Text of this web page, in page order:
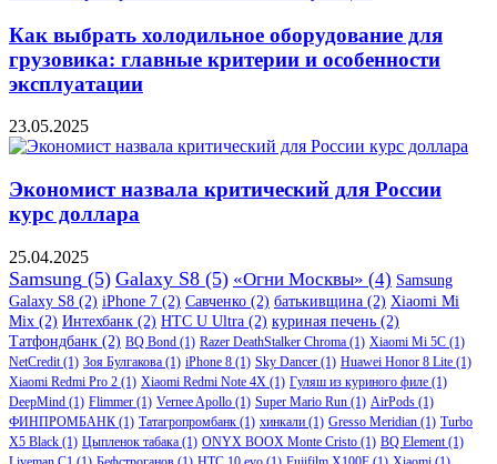
Как выбрать холодильное оборудование для
грузовика: главные критерии и особенности
эксплуатации
23.05.2025
Экономист назвала критический для России
курс доллара
25.04.2025
Samsung (5) Galaxy S8 (5) «Огни Москвы» (4) Samsung
Galaxy S8 (2) iPhone 7 (2) Савченко (2) батькивщина (2) Xiaomi Mi
Mix (2) Интехбанк (2) HTC U Ultra (2) куриная печень (2)
Татфондбанк (2) BQ Bond (1) Razer DeathStalker Chroma (1) Xiaomi Mi 5C (1)
NetCredit (1) Зоя Булгакова (1) iPhone 8 (1) Sky Dancer (1) Huawei Honor 8 Lite (1)
Xiaomi Redmi Pro 2 (1) Xiaomi Redmi Note 4X (1) Гуляш из куриного филе (1)
DeepMind (1) Flimmer (1) Vernee Apollo (1) Super Mario Run (1) AirPods (1)
ФИНПРОМБАНК (1) Татагропромбанк (1) хинкали (1) Gresso Meridian (1) Turbo
X5 Black (1) Цыпленок табака (1) ONYX BOOX Monte Cristo (1) BQ Element (1)